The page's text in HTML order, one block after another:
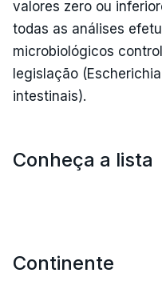
valores zero ou
todas as análises
microbiológicos
legislação
intestinais).
Conheça a lista
Continente